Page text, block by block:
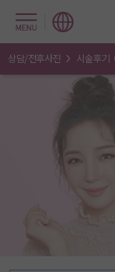
상담/전후사진 시술후기